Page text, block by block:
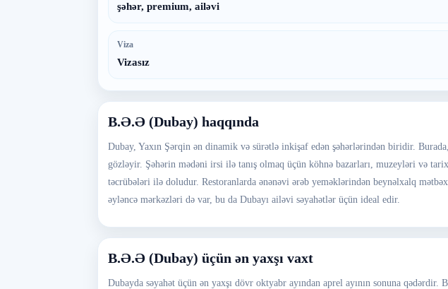
şəhər, premium, ailəvi
Viza
Vizasız
B.Ə.Ə (Dubay) haqqında
Dubay, Yaxın Şərqin ən dinamik və sürətlə inkişaf edən şəhərlərindən biridir.
gözləyir. Şəhərin mədəni irsi ilə tanış olmaq üçün köhnə bazarları, muzeyləri və
təcrübələri ilə doludur. Restoranlarda ənənəvi ərəb yeməklərindən beynəlxalq
əyləncə mərkəzləri də var, bu da Dubayı ailəvi səyahətlər üçün ideal edir.
B.Ə.Ə (Dubay) üçün ən yaxşı vaxt
Dubayda səyahət üçün ən yaxşı dövr oktyabr ayından aprel ayının sonuna